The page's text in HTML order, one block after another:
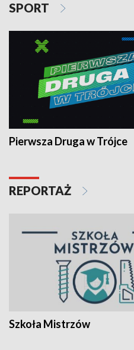
SPORT
Pierwsza Druga w Trójce
REPORTAŻ
Szkoła Mistrzów